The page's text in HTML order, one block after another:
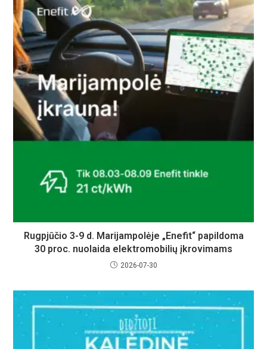
Rugpjūčio 3-9 d. Marijampolėje „Enefit“ papildoma
30 proc. nuolaida elektromobilių įkrovimams
2026-07-30